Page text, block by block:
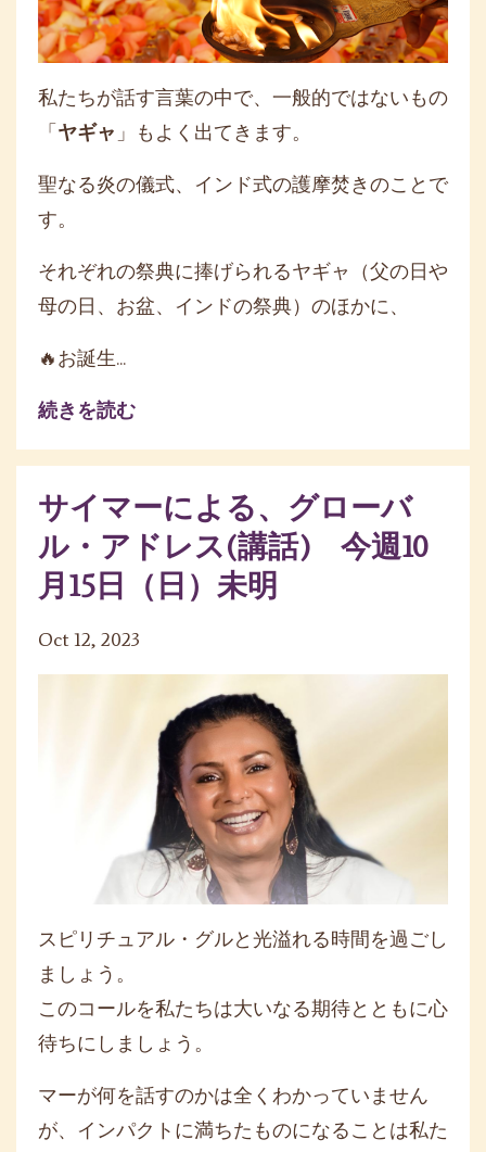
私たちが話す言葉の中で、一般的ではないもの
「ヤギャ 」もよく出てきます。
聖なる炎の儀式、インド式の護摩焚きのことで
す。
それぞれの祭典に捧げられるヤギャ（父の日や
母の日、お盆、インドの祭典）のほかに、
🔥お誕生...
続きを読む
サイマーによる、グローバ
ル・アドレス(講話) 今週10
月15日（日）未明
Oct 12, 2023
スピリチュアル・グルと光溢れる時間を過ごし
ましょう。
このコールを私たちは大いなる期待とともに心
待ちにしましょう。
マーが何を話すのかは全くわかっていません
が、インパクトに満ちたものになることは私た